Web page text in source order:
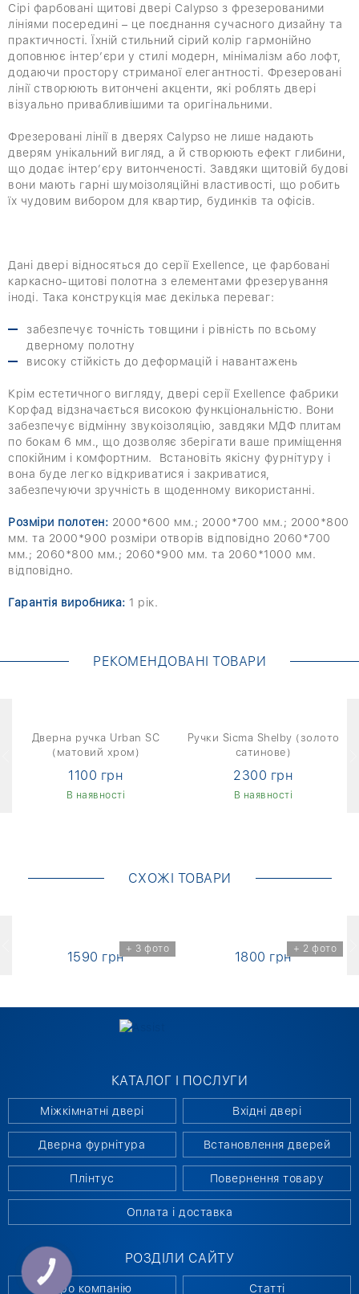
Сірі фарбовані щитові двері Calypso з фрезерованими
лініями посередині – це поєднання сучасного дизайну та
практичності. Їхній стильний сірий колір гармонійно
доповнює інтер’єри у стилі модерн, мінімалізм або лофт,
додаючи простору стриманої елегантності. Фрезеровані
лінії створюють витончені акценти, які роблять двері
візуально привабливішими та оригінальними.
Фрезеровані лінії в дверях Calypso не лише надають
дверям унікальний вигляд, а й створюють ефект глибини,
що додає інтер’єру витонченості. Завдяки щитовій будові
вони мають гарні шумоізоляційні властивості, що робить
їх чудовим вибором для квартир, будинків та офісів.
Дані двері відносяться до серії Exellence, це фарбовані
каркасно-щитові полотна з елементами фрезерування
іноді. Така конструкція має декілька переваг:
забезпечує точність товщини і рівність по всьому
дверному полотну
високу стійкість до деформацій і навантажень
Крім естетичного вигляду, двері серії Exellence фабрики
Корфад відзначається високою функціональністю. Вони
забезпечує відмінну звукоізоляцію, завдяки МДФ плитам
по бокам 6 мм., що дозволяє зберігати ваше приміщення
спокійним і комфортним. Встановіть якісну фурнітуру і
вона буде легко відкриватися і закриватися,
забезпечуючи зручність в щоденному використанні.
Розміри полотен: 2000*600 мм.; 2000*700 мм.; 2000*800
мм. та 2000*900 розміри отворів відповідно 2060*700
мм.; 2060*800 мм.; 2060*900 мм. та 2060*1000 мм.
відповідно.
Гарантія виробника: 1 рік.
РЕКОМЕНДОВАНІ ТОВАРИ
Дверна ручка Urban SC
(матовий хром)
1100 грн
В наявності
Ручки Sicma Shelby (золото
сатинове)
2300 грн
В наявності
СХОЖІ ТОВАРИ
+ 3 фото
1590 грн
+ 2 фото
1800 грн
КАТАЛОГ І ПОСЛУГИ
Міжкімнатні двері Вхідні двері
Дверна фурнітура Встановлення дверей
Плінтус Повернення товару
Оплата і доставка
РОЗДІЛИ САЙТУ
Про компанію Статті
КНОПКА
СВЯЗИ